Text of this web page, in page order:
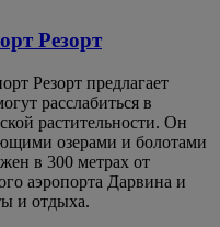
Резорт
Резорт предлагает
расслабиться в
растительности. Он
озерами и болотами
в 300 метрах от
аэропорта Дарвина и
и отдыха.